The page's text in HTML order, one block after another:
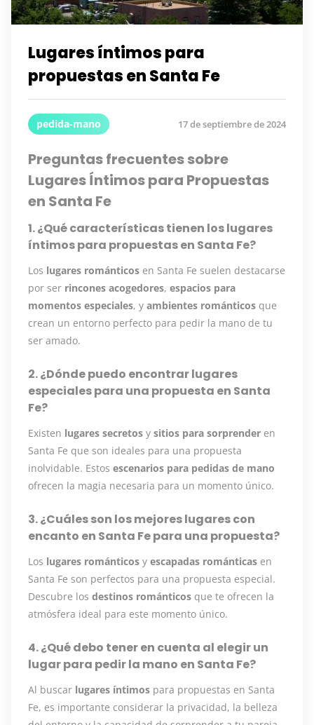
Lugares íntimos para
propuestas en Santa Fe
pedida-mano 17 de septiembre de 2024
Preguntas frecuentes sobre
Lugares Íntimos para Propuestas
en Santa Fe
1. ¿Qué características tienen los lugares
íntimos para propuestas en Santa Fe?
Los lugares románticos en Santa Fe suelen destacarse
por ser rincones acogedores, espacios para
momentos especiales, y ambientes románticos que
crean un entorno perfecto para pedir la mano de tu
ser amado.
2. ¿Dónde puedo encontrar lugares
especiales para una propuesta en Santa
Fe?
Existen lugares secretos y sitios para sorprender en
Santa Fe que son ideales para una propuesta
inolvidable. Estos escenarios para pedidas de mano
ofrecen la magia necesaria para un momento único.
3. ¿Cuáles son los mejores lugares con
encanto en Santa Fe para una propuesta?
Los lugares románticos y escapadas románticas en
Santa Fe son perfectos para una propuesta especial.
Descubre los destinos románticos que te ofrecen la
atmósfera ideal para este momento único.
4. ¿Qué debo tener en cuenta al elegir un
lugar para pedir la mano en Santa Fe?
Al buscar lugares íntimos para propuestas en Santa
Fe, es importante considerar la privacidad, la belleza